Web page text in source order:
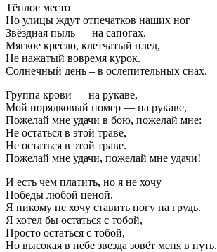
Тёплое место
Но улицы ждут oтпечатков наших ног
Звёздная пыль — на сапогах.
Мягкое кресло, клетчатый плед,
Не нажатый вовремя курок.
Солнечный день – в ослепительных снах.
Группа крови — на рукаве,
Мой порядковый номер — на рукаве,
Пожелай мне удачи в бою, пожелай мне:
Не остаться в этой траве,
Не остаться в этой траве.
Пожелай мне удачи, пожелай мне удачи!
И есть чем платить, но я не хочу
Победы любой ценой.
Я никому не хочу ставить ногу на грудь.
Я хотел бы остаться с тобой,
Просто остаться с тобой,
Но высокая в небе звезда зовёт меня в путь.